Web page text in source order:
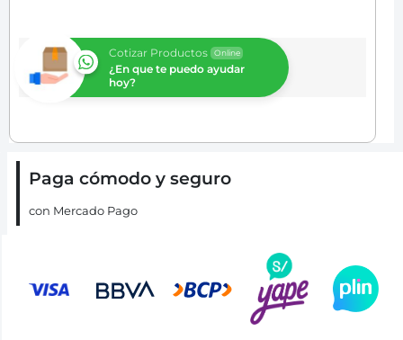
Cotizar Productos Online
¿En que te puedo ayudar
hoy?
Paga cómodo y seguro
con Mercado Pago